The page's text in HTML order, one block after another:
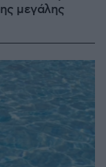
μεγάλης